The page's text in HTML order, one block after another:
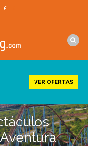
€
VER OFERTAS